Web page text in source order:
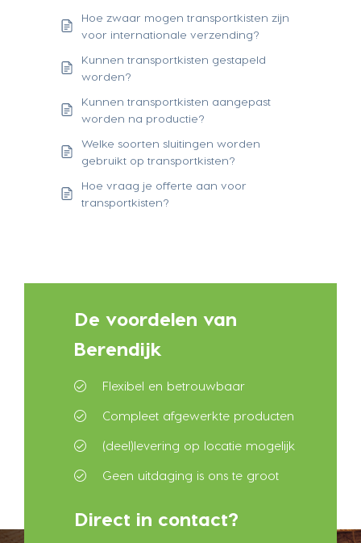
Hoe zwaar mogen transportkisten zijn
voor internationale verzending?
Kunnen transportkisten gestapeld
worden?
Kunnen transportkisten aangepast
worden na productie?
Welke soorten sluitingen worden
gebruikt op transportkisten?
Hoe vraag je offerte aan voor
transportkisten?
De voordelen van
Berendijk
Flexibel en betrouwbaar
Compleet afgewerkte producten
(deel)levering op locatie mogelijk
Geen uitdaging is ons te groot
Direct in contact?